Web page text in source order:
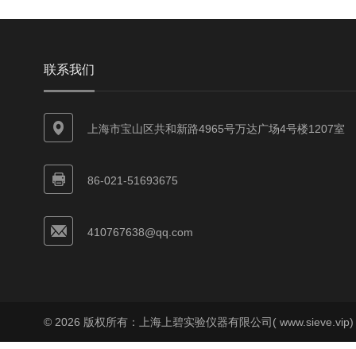
联系我们
上海市宝山区共和新路4965号万达广场4号楼1207室
86-021-51693675
410767638@qq.com
© 2026 版权所有：上海上碧实验仪器有限公司(